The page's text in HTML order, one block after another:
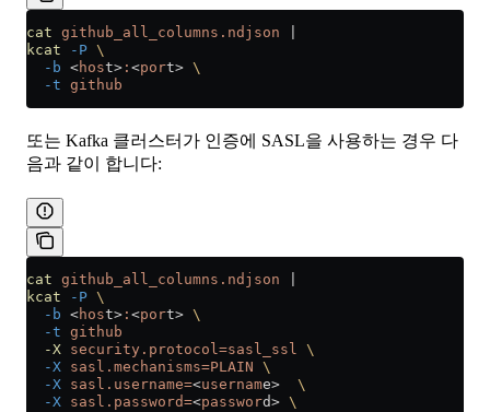
cat github_all_columns.ndjson
kcat -P \
  -b
<host> : <port> \
  -t
github
또는 Kafka 클러스터가 인증에 SASL을 사용하는 경우 다
음과 같이 합니다:
cat github_all_columns.ndjson
kcat -P \
  -b
<host> : <port> \
  -t
github
  -X
security.protocol=sasl_ssl \
  -X
sasl.mechanisms=PLAIN \
  -X
sasl.username=<username>
  \
  -X
sasl.password=<password> \